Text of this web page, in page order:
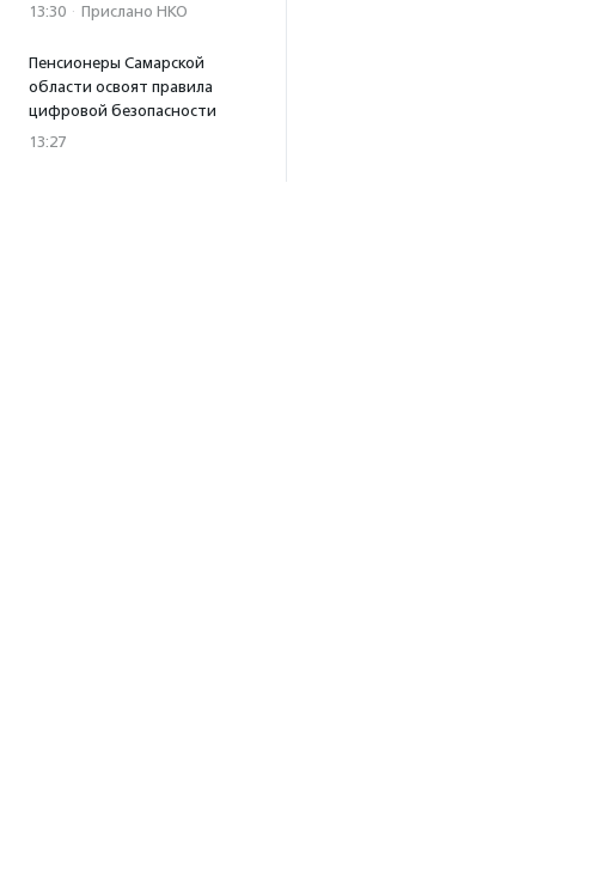
13:30 · Прислано НКО
Пенсионеры Самарской
области освоят правила
цифровой безопасности
13:27